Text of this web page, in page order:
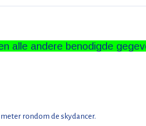
alle andere benodigde
rondom de skydancer.